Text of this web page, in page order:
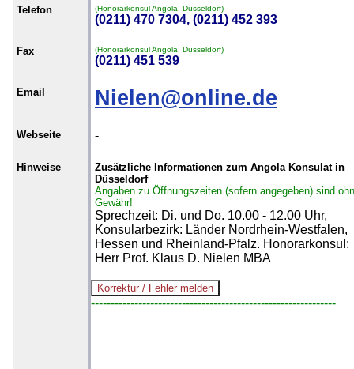
Telefon (Honorarkonsul Angola, Düsseldorf)
(0211) 470 7304, (0211) 452 393
Fax (Honorarkonsul Angola, Düsseldorf)
(0211) 451 539
Email Nielen@online.de
Webseite -
Hinweise
Zusätzliche Informationen zum Angola Konsulat in
Düsseldorf
Angaben zu Öffnungszeiten (sofern angegeben) sind
Gewähr!
Sprechzeit: Di. und Do. 10.00 - 12.00 Uhr,
Konsularbezirk: Länder Nordrhein-Westfalen,
Hessen und Rheinland-Pfalz. Honorarkonsul:
Herr Prof. Klaus D. Nielen MBA
--------------------------------------------------------------